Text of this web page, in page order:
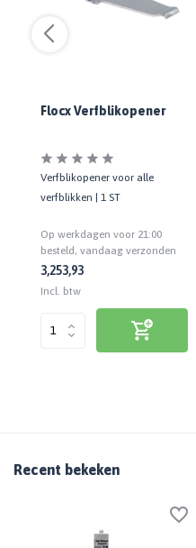
Flocx Verfblikopener
Verfblikopener voor alle
verfblikken | 1 ST
Op werkdagen voor 21:00
besteld, vandaag verzonden
3,253,93
Incl. btw
Recent bekeken